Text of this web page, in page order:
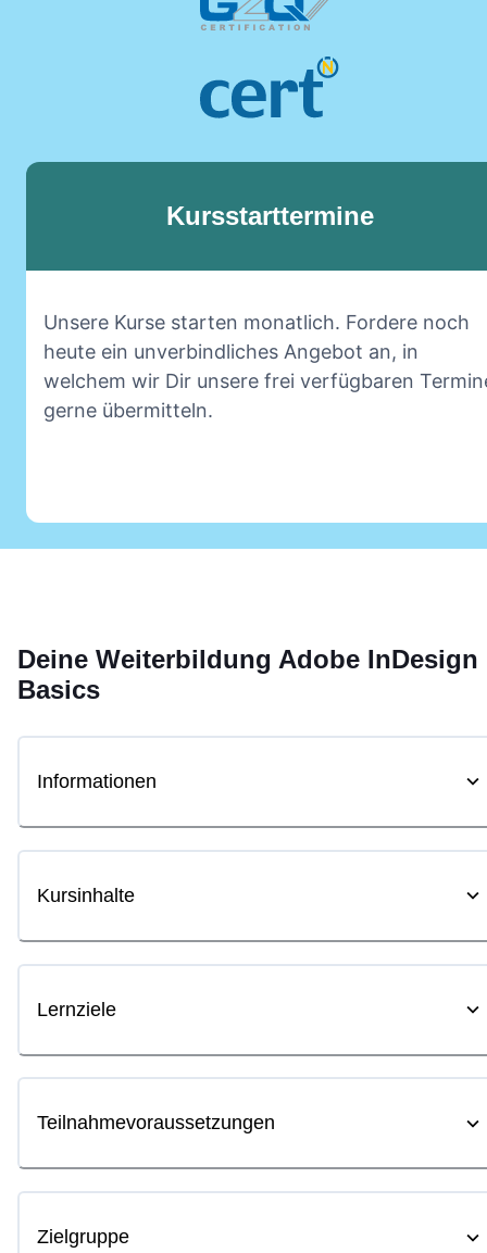
Kursstarttermine
Unsere Kurse starten monatlich. Fordere noch
heute ein unverbindliches Angebot an, in
welchem wir Dir unsere frei verfügbaren
gerne übermitteln.
Deine Weiterbildung Adobe InDesign
Basics
Informationen
Kursinhalte
Lernziele
Teilnahmevoraussetzungen
Zielgruppe